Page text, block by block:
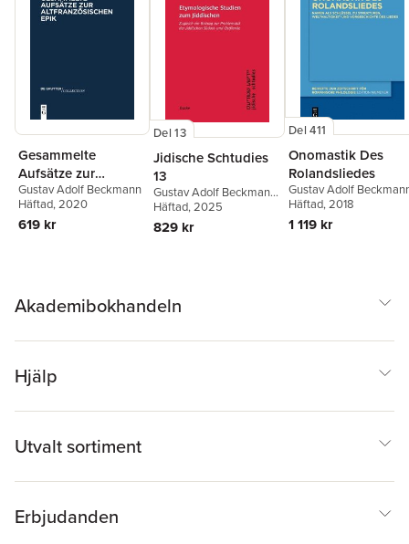
Gesammelte
Aufsätze zur
altfranzösischen
Epik
Gustav Adolf Beckmann
Häftad, 2020
619 kr
Del 13
Jidische Schtudies
13
Gustav Adolf Beckmann,
Erika Timm
Häftad, 2025
829 kr
Del 411
Onomastik Des
Rolandsliedes
Gustav Adolf
Häftad, 2018
1 119 kr
Akademibokhandeln
Hjälp
Utvalt sortiment
Erbjudanden